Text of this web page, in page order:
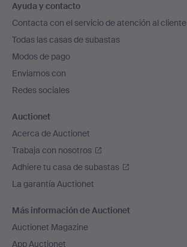
en
el
pie
de
página
Ayuda y contacto
Contacta con el servicio de atención al cliente
Todas las casas de subastas
Modos de pago
Enviamos con
Redes sociales
Auctionet
Acerca de Auctionet
Trabaja con nosotros
Adhiere tu casa de subastas
La garantía Auctionet
Más información de Auctionet
Auctionet Magazine
App Auctionet